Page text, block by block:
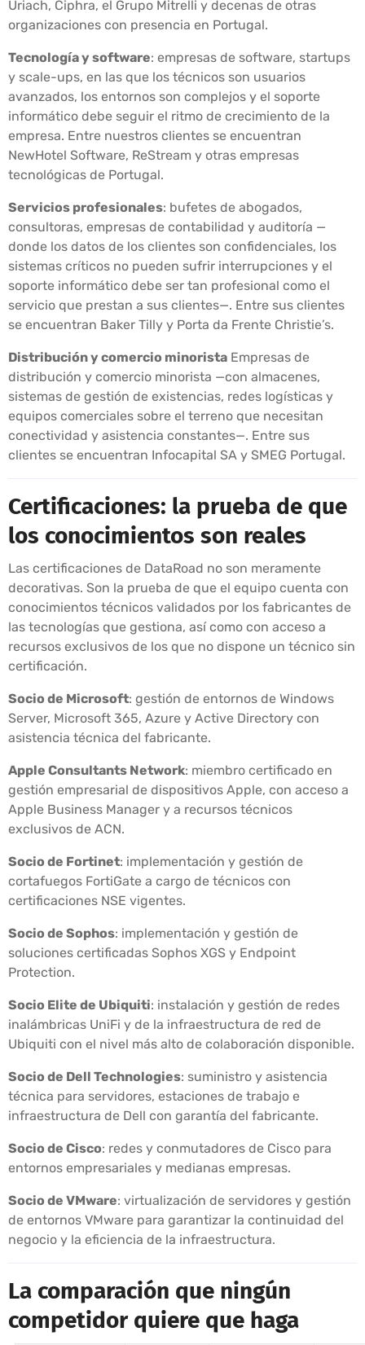
Uriach, Ciphra, el Grupo Mitrelli y decenas de otras
organizaciones con presencia en Portugal.
Tecnología y software: empresas de software, startups
y scale-ups, en las que los técnicos son usuarios
avanzados, los entornos son complejos y el soporte
informático debe seguir el ritmo de crecimiento de la
empresa. Entre nuestros clientes se encuentran
NewHotel Software, ReStream y otras empresas
tecnológicas de Portugal.
Servicios profesionales: bufetes de abogados,
consultoras, empresas de contabilidad y auditoría —
donde los datos de los clientes son confidenciales, los
sistemas críticos no pueden sufrir interrupciones y el
soporte informático debe ser tan profesional como el
servicio que prestan a sus clientes—. Entre sus clientes
se encuentran Baker Tilly y Porta da Frente Christie’s.
Distribución y comercio minorista Empresas de
distribución y comercio minorista —con almacenes,
sistemas de gestión de existencias, redes logísticas y
equipos comerciales sobre el terreno que necesitan
conectividad y asistencia constantes—. Entre sus
clientes se encuentran Infocapital SA y SMEG Portugal.
Certificaciones: la prueba de que
los conocimientos son reales
Las certificaciones de DataRoad no son meramente
decorativas. Son la prueba de que el equipo cuenta con
conocimientos técnicos validados por los fabricantes de
las tecnologías que gestiona, así como con acceso a
recursos exclusivos de los que no dispone un técnico sin
certificación.
Socio de Microsoft: gestión de entornos de Windows
Server, Microsoft 365, Azure y Active Directory con
asistencia técnica del fabricante.
Apple Consultants Network: miembro certificado en
gestión empresarial de dispositivos Apple, con acceso a
Apple Business Manager y a recursos técnicos
exclusivos de ACN.
Socio de Fortinet: implementación y gestión de
cortafuegos FortiGate a cargo de técnicos con
certificaciones NSE vigentes.
Socio de Sophos: implementación y gestión de
soluciones certificadas Sophos XGS y Endpoint
Protection.
Socio Elite de Ubiquiti: instalación y gestión de redes
inalámbricas UniFi y de la infraestructura de red de
Ubiquiti con el nivel más alto de colaboración disponible.
Socio de Dell Technologies: suministro y asistencia
técnica para servidores, estaciones de trabajo e
infraestructura de Dell con garantía del fabricante.
Socio de Cisco: redes y conmutadores de Cisco para
entornos empresariales y medianas empresas.
Socio de VMware: virtualización de servidores y gestión
de entornos VMware para garantizar la continuidad del
negocio y la eficiencia de la infraestructura.
La comparación que ningún
competidor quiere que haga